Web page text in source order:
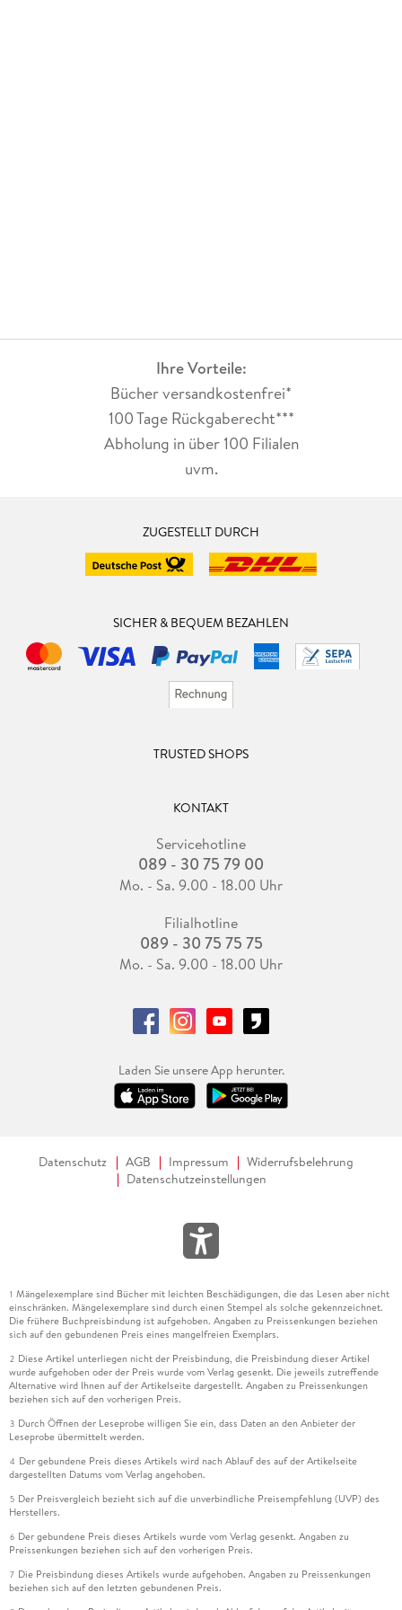
Ihre Vorteile:
Bücher versandkostenfrei*
100 Tage Rückgaberecht***
Abholung in über 100 Filialen
uvm.
ZUGESTELLT DURCH
SICHER & BEQUEM BEZAHLEN
TRUSTED SHOPS
KONTAKT
Servicehotline
089 - 30 75 79 00
Mo. - Sa. 9.00 - 18.00 Uhr
Filialhotline
089 - 30 75 75 75
Mo. - Sa. 9.00 - 18.00 Uhr
Laden Sie unsere App herunter.
Datenschutz AGB Impressum
Widerrufsbelehrung
Datenschutzeinstellungen
1 Mängelexemplare sind Bücher mit leichten Beschädigungen, die das Lesen aber nicht
einschränken. Mängelexemplare sind durch einen Stempel als solche gekennzeichnet.
Die frühere Buchpreisbindung ist aufgehoben. Angaben zu Preissenkungen beziehen
sich auf den gebundenen Preis eines mangelfreien Exemplars.
2 Diese Artikel unterliegen nicht der Preisbindung, die Preisbindung dieser Artikel
wurde aufgehoben oder der Preis wurde vom Verlag gesenkt. Die jeweils zutreffende
Alternative wird Ihnen auf der Artikelseite dargestellt. Angaben zu Preissenkungen
beziehen sich auf den vorherigen Preis.
3 Durch Öffnen der Leseprobe willigen Sie ein, dass Daten an den Anbieter der
Leseprobe übermittelt werden.
4 Der gebundene Preis dieses Artikels wird nach Ablauf des auf der Artikelseite
dargestellten Datums vom Verlag angehoben.
5 Der Preisvergleich bezieht sich auf die unverbindliche Preisempfehlung (UVP) des
Herstellers.
6 Der gebundene Preis dieses Artikels wurde vom Verlag gesenkt. Angaben zu
Preissenkungen beziehen sich auf den vorherigen Preis.
7 Die Preisbindung dieses Artikels wurde aufgehoben. Angaben zu Preissenkungen
beziehen sich auf den letzten gebundenen Preis.